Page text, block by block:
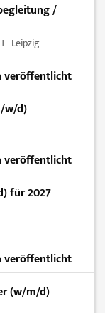
/
- Leipzig
veröffentlicht
w/d)
veröffentlicht
für 2027
veröffentlicht
(w/m/d)